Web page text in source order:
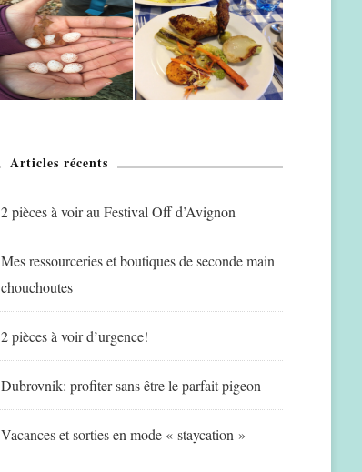
Articles récents
2 pièces à voir au Festival Off d’Avignon
Mes ressourceries et boutiques de seconde main
chouchoutes
2 pièces à voir d’urgence!
Dubrovnik: profiter sans être le parfait pigeon
Vacances et sorties en mode « staycation »